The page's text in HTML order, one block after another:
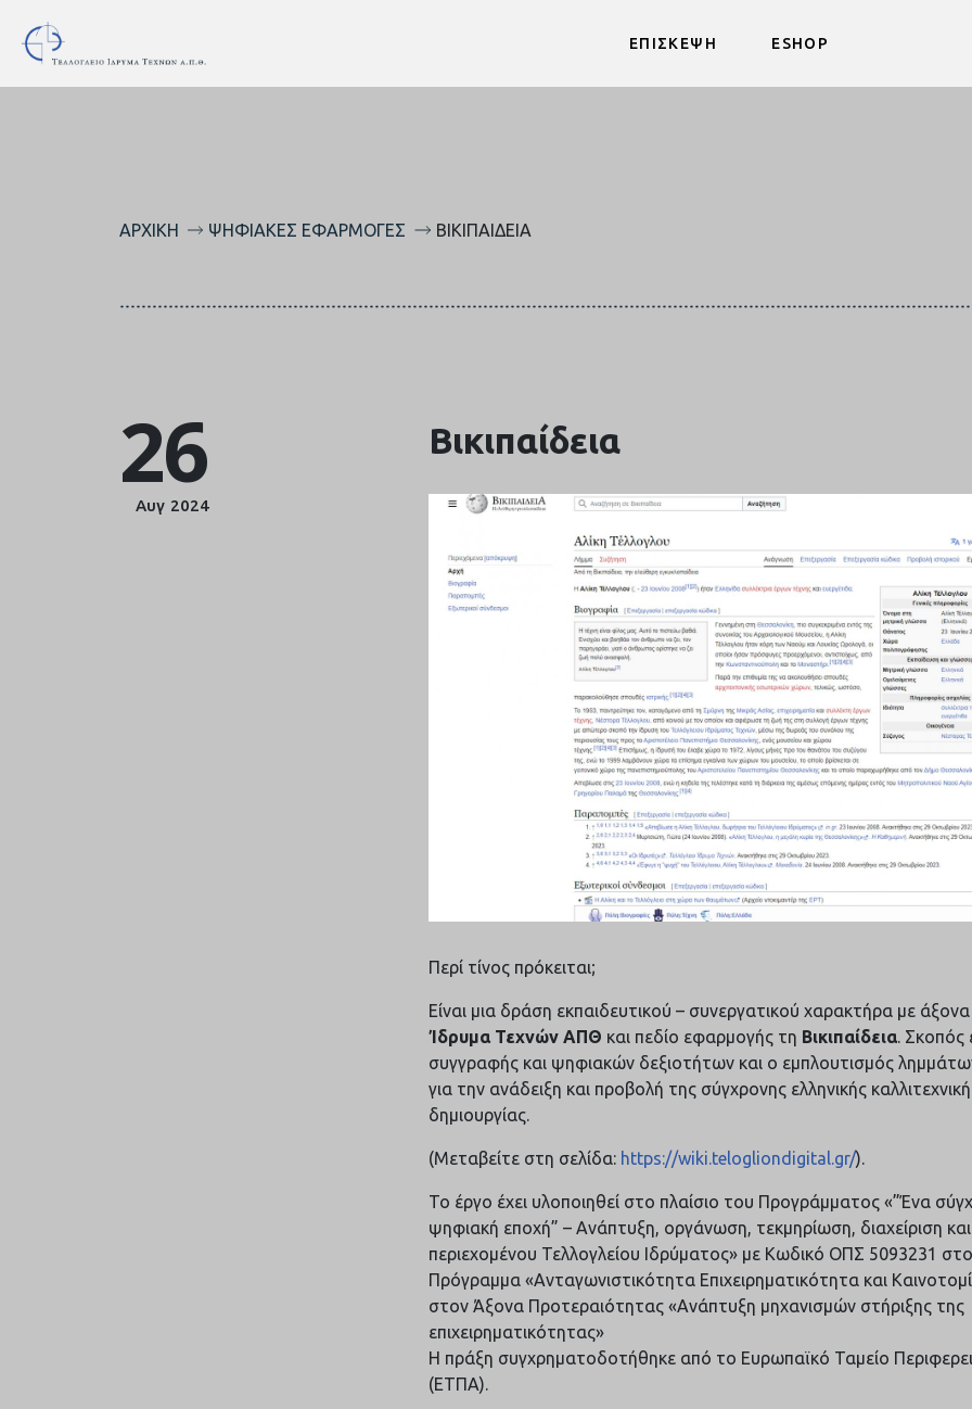
ΕΠΙΣΚΕΨΗ ESHOP
ΑΡΧΙΚΉ ΨΗΦΙΑΚΈΣ ΕΦΑΡΜΟΓΈΣ ΒΙΚΙΠΑΊΔΕΙΑ
26
Αυγ 2024
Βικιπαίδεια
Περί τίνος πρόκειται;
Είναι μια δράση εκπαιδευτικού – συνεργατικού χαρακτήρα με
Ίδρυμα Τεχνών ΑΠΘ και πεδίο εφαρμογής τη Βικιπαίδεια. Σκοπός
συγγραφής και ψηφιακών δεξιοτήτων και ο εμπλουτισμός
για την ανάδειξη και προβολή της σύγχρονης ελληνικής
δημιουργίας.
(Μεταβείτε στη σελίδα: https://wiki.telogliondigital.gr/).
Το έργο έχει υλοποιηθεί στο πλαίσιο του Προγράμματος «”Ένα
ψηφιακή εποχή” – Ανάπτυξη, οργάνωση, τεκμηρίωση, διαχείριση
περιεχομένου Τελλογλείου Ιδρύματος» με Κωδικό ΟΠΣ 5093231 στο
Πρόγραμμα «Ανταγωνιστικότητα Επιχειρηματικότητα και
στον Άξονα Προτεραιότητας «Ανάπτυξη μηχανισμών στήριξης της
επιχειρηματικότητας»
Η πράξη συγχρηματοδοτήθηκε από το Ευρωπαϊκό Ταμείο
(ΕΤΠΑ).